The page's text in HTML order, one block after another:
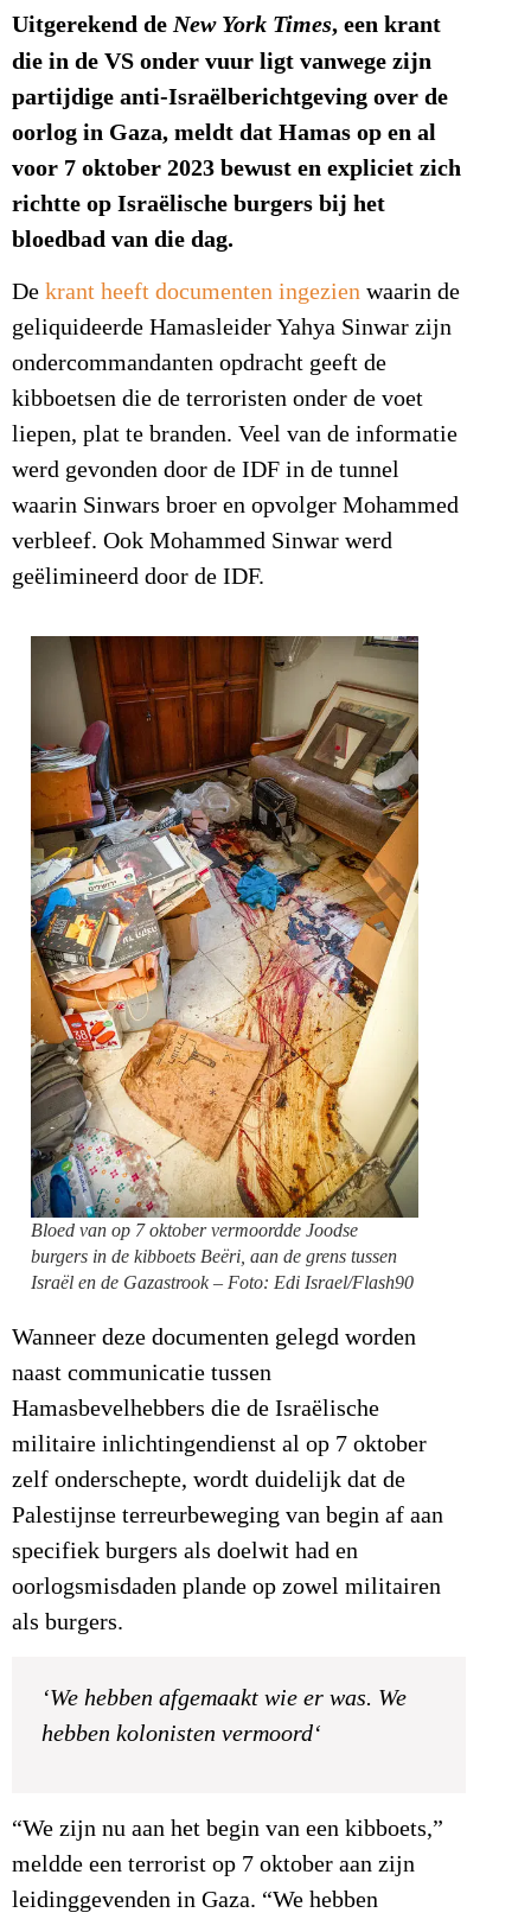
Uitgerekend de New York Times, een krant
die in de VS onder vuur ligt vanwege zijn
partijdige anti-Israëlberichtgeving over de
oorlog in Gaza, meldt dat Hamas op en al
voor 7 oktober 2023 bewust en expliciet zich
richtte op Israëlische burgers bij het
bloedbad van die dag.
De krant heeft documenten ingezien waarin de
geliquideerde Hamasleider Yahya Sinwar zijn
ondercommandanten opdracht geeft de
kibboetsen die de terroristen onder de voet
liepen, plat te branden. Veel van de informatie
werd gevonden door de IDF in de tunnel
waarin Sinwars broer en opvolger Mohammed
verbleef. Ook Mohammed Sinwar werd
geëlimineerd door de IDF.
Bloed van op 7 oktober vermoordde Joodse
burgers in de kibboets Beëri, aan de grens tussen
Israël en de Gazastrook – Foto: Edi Israel/Flash90
Wanneer deze documenten gelegd worden
naast communicatie tussen
Hamasbevelhebbers die de Israëlische
militaire inlichtingendienst al op 7 oktober
zelf onderschepte, wordt duidelijk dat de
Palestijnse terreurbeweging van begin af aan
specifiek burgers als doelwit had en
oorlogsmisdaden plande op zowel militairen
als burgers.
‘We hebben afgemaakt wie er was. We
hebben kolonisten vermoord‘
“We zijn nu aan het begin van een kibboets,”
meldde een terrorist op 7 oktober aan zijn
leidinggevenden in Gaza. “We hebben